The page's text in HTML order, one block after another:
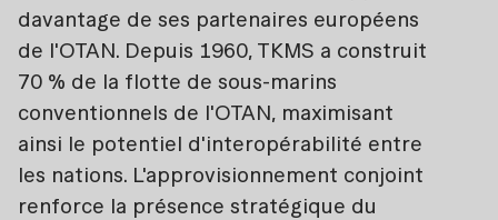
davantage de ses partenaires européens
de l'OTAN. Depuis 1960, TKMS a construit
70 % de la flotte de sous-marins
conventionnels de l'OTAN, maximisant
ainsi le potentiel d'interopérabilité entre
les nations. L'approvisionnement conjoint
renforce la présence stratégique du